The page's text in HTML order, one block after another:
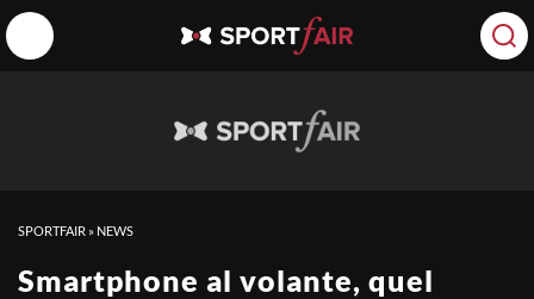
SPORTFAIR » NEWS
Smartphone al volante, quel